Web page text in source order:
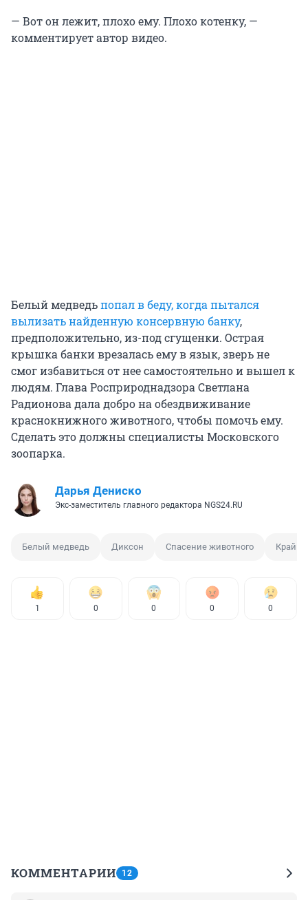
— Вот он лежит, плохо ему. Плохо котенку, —
комментирует автор видео.
Белый медведьпопал в беду, когда пытался
вылизать найденную консервную банку,
предположительно, из-под сгущенки. Острая
крышка банки врезалась ему в язык, зверь не
смог избавиться от нее самостоятельно и вышел к
людям. Глава Росприроднадзора Светлана
Радионова дала добро на обездвиживание
краснокнижного животного, чтобы помочь ему.
Сделать это должны специалисты Московского
зоопарка.
Дарья Дениско
Экс-заместитель главного редактора NGS24.RU
Белый медведь Диксон Спасение животного
1 0 0 0 0
КОММЕНТАРИИ 12